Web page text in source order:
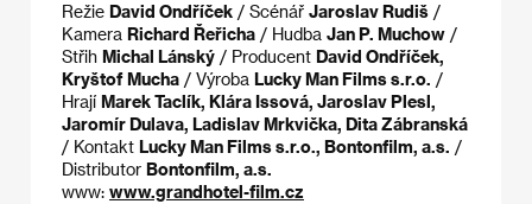
Režie David Ondříček / Scénář Jaroslav Rudiš /
Kamera Richard Řeřicha / Hudba Jan P. Muchow /
Střih Michal Lánský / Producent David Ondříček,
Kryštof Mucha / Výroba Lucky Man Films s.r.o. /
Hrají Marek Taclík, Klára Issová, Jaroslav Plesl,
Jaromír Dulava, Ladislav Mrkvička, Dita Zábranská
/ Kontakt Lucky Man Films s.r.o., Bontonfilm, a.s. /
Distributor Bontonfilm, a.s.
www: www.grandhotel-film.cz